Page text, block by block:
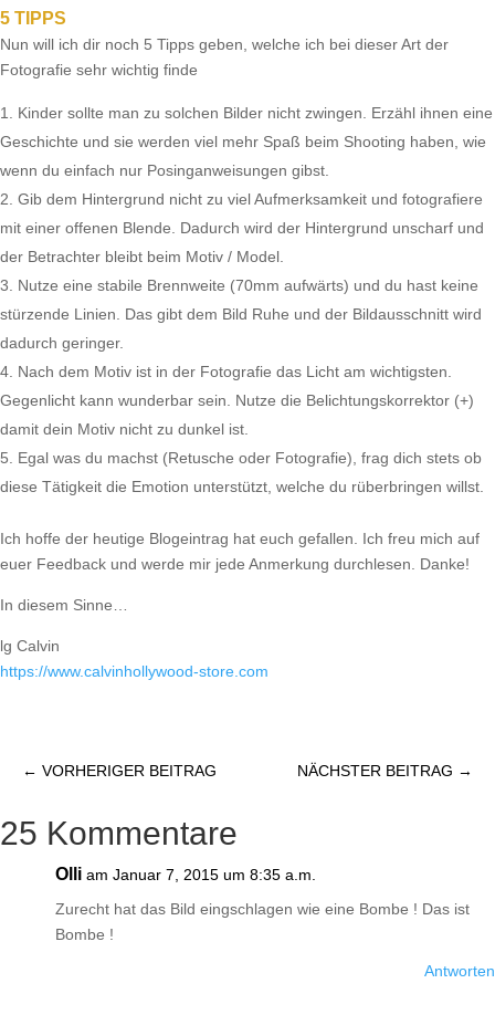
5 TIPPS
Nun will ich dir noch 5 Tipps geben, welche ich bei dieser Art der
Fotografie sehr wichtig finde
Kinder sollte man zu solchen Bilder nicht zwingen. Erzähl ihnen eine
Geschichte und sie werden viel mehr Spaß beim Shooting haben, wie
wenn du einfach nur Posinganweisungen gibst.
Gib dem Hintergrund nicht zu viel Aufmerksamkeit und fotografiere
mit einer offenen Blende. Dadurch wird der Hintergrund unscharf und
der Betrachter bleibt beim Motiv / Model.
Nutze eine stabile Brennweite (70mm aufwärts) und du hast keine
stürzende Linien. Das gibt dem Bild Ruhe und der Bildausschnitt wird
dadurch geringer.
Nach dem Motiv ist in der Fotografie das Licht am wichtigsten.
Gegenlicht kann wunderbar sein. Nutze die Belichtungskorrektor (+)
damit dein Motiv nicht zu dunkel ist.
Egal was du machst (Retusche oder Fotografie), frag dich stets ob
diese Tätigkeit die Emotion unterstützt, welche du rüberbringen willst.
Ich hoffe der heutige Blogeintrag hat euch gefallen. Ich freu mich auf
euer Feedback und werde mir jede Anmerkung durchlesen. Danke!
In diesem Sinne…
lg Calvin
https://www.calvinhollywood-store.com
← VORHERIGER BEITRAG NÄCHSTER BEITRAG →
25 Kommentare
Olli am Januar 7, 2015 um 8:35 a.m.
Zurecht hat das Bild eingschlagen wie eine Bombe ! Das ist
Bombe !
Antworten